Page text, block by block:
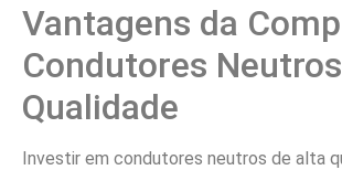
Vantagens da
Condutores
Qualidade
Investir em condutores neutros de alta